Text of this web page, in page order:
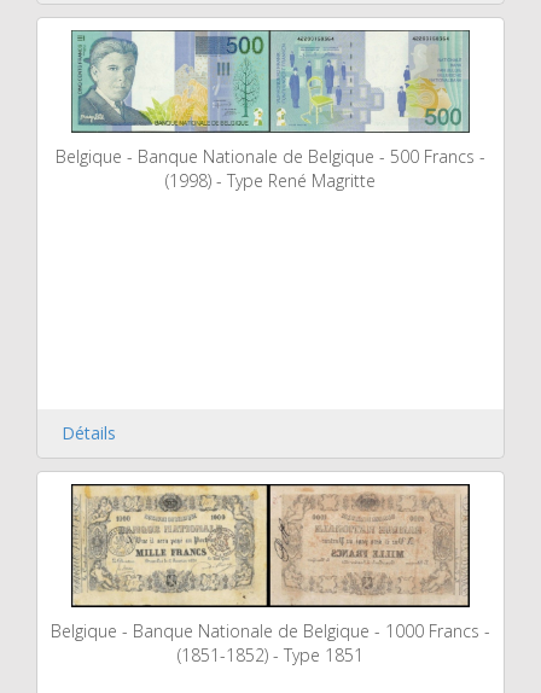
Belgique - Banque Nationale de Belgique - 500 Francs -
(1998) - Type René Magritte
Détails
Belgique - Banque Nationale de Belgique - 1000 Francs -
(1851-1852) - Type 1851